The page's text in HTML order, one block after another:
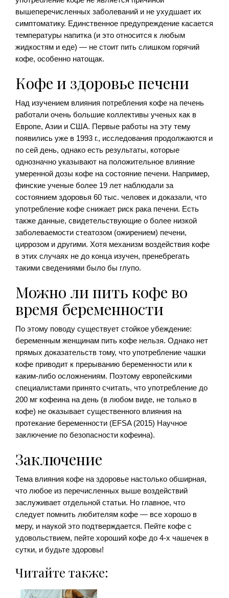
вышеперечисленных заболеваний и не ухудшает их
симптоматику. Единственное предупреждение касается
температуры напитка (и это относится к любым
жидкостям и еде) — не стоит пить слишком горячий
кофе, особенно натощак.
Кофе и здоровье печени
Над изучением влияния потребления кофе на печень
работали очень большие коллективы ученых как в
Европе, Азии и США. Первые работы на эту тему
появились уже в 1993 г., исследования продолжаются и
по сей день, однако есть результаты, которые
однозначно указывают на положительное влияние
умеренной дозы кофе на состояние печени. Например,
финские ученые более 19 лет наблюдали за
состоянием здоровья 60 тыс. человек и доказали, что
употребление кофе снижает риск рака печени. Есть
также данные, свидетельствующие о более низкой
заболеваемости стеатозом (ожирением) печени,
циррозом и другими. Хотя механизм воздействия кофе
в этих случаях не до конца изучен, пренебрегать
такими сведениями было бы глупо.
Можно ли пить кофе во
время беременности
По этому поводу существует стойкое убеждение:
беременным женщинам пить кофе нельзя. Однако нет
прямых доказательств тому, что употребление чашки
кофе приводит к прерыванию беременности или к
каким-либо осложнениям. Поэтому европейскими
специалистами принято считать, что употребление до
200 мг кофеина на день (в любом виде, не только в
кофе) не оказывает существенного влияния на
протекание беременности (EFSA (2015) Научное
заключение по безопасности кофеина).
Заключение
Тема влияния кофе на здоровье настолько обширная,
что любое из перечисленных выше воздействий
заслуживает отдельной статьи. Но главное, что
следует помнить любителям кофе — все хорошо в
меру, и наукой это подтверждается. Пейте кофе с
удовольствием, пейте хороший кофе до 4-х чашечек в
сутки, и будьте здоровы!
Читайте также: